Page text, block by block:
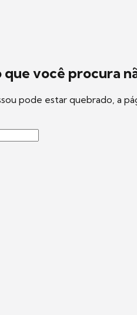
você procura
pode estar quebrado, a